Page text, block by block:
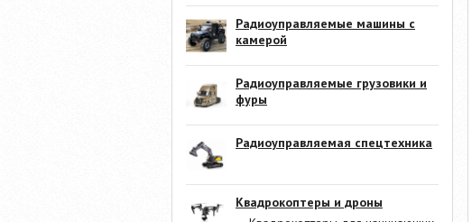
Радиоуправляемые машины с
камерой
Радиоуправляемые грузовики и
фуры
Радиоуправляемая спецтехника
Квадрокоптеры и дроны